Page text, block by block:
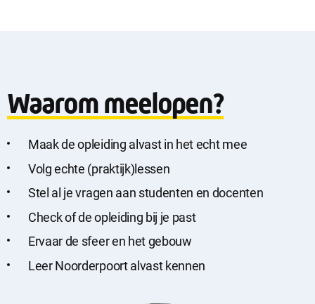
Noodzakelijke cookies
Noodzakelijke cookies zijn noodzakelijk om de website te laten
werken.
Waarom meelopen?
Maak de opleiding alvast in het echt mee
Volg echte (praktijk)lessen
Stel al je vragen aan studenten en docenten
Check of de opleiding bij je past
Ervaar de sfeer en het gebouw
Leer Noorderpoort alvast kennen